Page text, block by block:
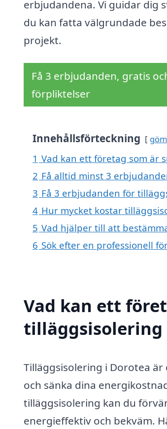
erbjudandena. Vi guidar dig
du kan fatta välgrundade
projekt.
Få 3 erbjudanden, gratis
förpliktelser
Innehållsförteckning
1 Vad kan ett företag som är
2 Få alltid minst 3
3 Få 3 erbjudanden för
4 Hur mycket kostar
5 Vad hjälper till att
6 Sök efter en professionell
Vad kan ett
tilläggsisolering
Tilläggsisolering i Dorotea
och sänka dina
tilläggsisolering kan du
energieffektiv och bekväm.